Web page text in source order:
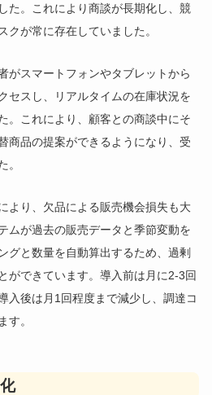
た。これにより商談が長期化し、競
クが常に存在していました。
がスマートフォンやタブレットから
セスし、リアルタイムの在庫状況を
。これにより、顧客との商談中にそ
商品の提案ができるようになり、受
。
より、欠品による販売機会損失も大
ムが過去の販売データと季節変動を
グと数量を自動算出するため、過剰
ができています。導入前は月に2-3回
入後は月1回程度まで減少し、調達コ
す。